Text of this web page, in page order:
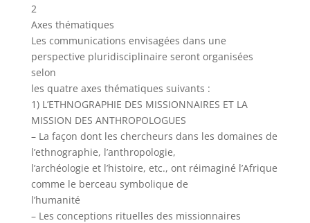
2
Axes thématiques
Les communications envisagées dans une
perspective pluridisciplinaire seront organisées
selon
les quatre axes thématiques suivants :
1) L’ETHNOGRAPHIE DES MISSIONNAIRES ET LA
MISSION DES ANTHROPOLOGUES
– La façon dont les chercheurs dans les domaines de
l’ethnographie, l’anthropologie,
l’archéologie et l’histoire, etc., ont réimaginé l’Afrique
comme le berceau symbolique de
l’humanité
– Les conceptions rituelles des missionnaires